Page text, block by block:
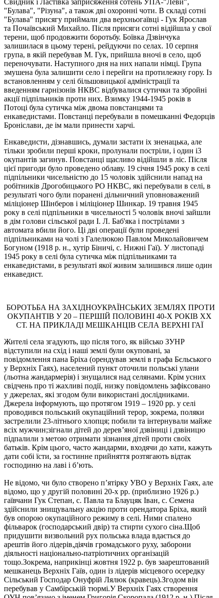
"Булава", "Piзуна", а також дві охоронні чоти. В складі сотні
"Булава" присягу приймали два верхньогаївці - Гук Ярослав
та Почаївський Михайло. Після присяги сотні відійшла у свої
терени, щоб продовжити боротьбу. Боївка Дзвінчука
залишилася в цьому терені, рейдуючи по селах. 10 серпня
група, в якій перебував М. Гук, прийшла вночі в село, щоб
переночувати. Наступного дня на них напали німці. Група
змушена була залишити село i перейги на протилежну гору. Iз
встановленням у селі більшовицької адміністрації та
введенням гарнізонів НКВС відбувалися сутички та збройні
акції підпільників проти них. Взимку 1944-1945 років в
Потоці була сутичка між двома повстанцями та
енкаведистами. Повстанці перебували в помешканні Федорців
Броніслави, де ім мали принести харчі.
Енкаведисти, дізнавшись, думали застати ix зненацька, але
тільки зробили перші кроки, пролунали постріли, і один i3
окупантів загинув. Повстанці щасливо відійшли в ліс. Після
цієї пригоди було проведено облаву. 19 cічня 1945 року в селі
підпільники чисельністю до 15 чоловік здійснили напад на
робітників Дрогобицького РО НКВС, які перебували в селі, в
результаті чого були поранені дільничний уповноважений
міліціонер Шінберов і міліціонер Шинкар. 19 травня 1945
року в селі підпільники в чисельності 5 чоловік вночі зайшли
в дім голови сільської ради I. Л. Баб'яка і пострілами з
автомата вбили його. Ці дві операції були проведені
підпільниками на чолі з Галелюкою Павлом Миколайовичем
Богуном (1918 р. н., хутір Біничі, с. Нижні Гаї). У листопаді
1945 року в селі була сутичка між підпільниками та
енкаведистами, в результаті якої живим залишився лише один
енкаведист.
БОРОТЬБА НА ЗАХІДНОУКРАЇНСЬКИХ ЗЕМЛЯХ ПРОТИ
ОКУПАНТІВ У 20 – ПЕРШІЙ ПОЛОВИНІ 40-Х РОКІВ ХХ
СТ. НА ПРИКЛАДІ МЕШКАНЦІВ СЕЛА ВЕРХНІ ГАЇ
Жителі села згадують, що після того, як військо ЗУНР
відступили на схід і наші землі були окуповані, за
повідомлення пана Бріха (орендував землі в графа Бєльського
у Верхніх Гаях), населений пункт оточили польські улани
(льотна жандармерія) і знущалися над селянами. Крім усних
свідчень про ті жахливі події, низку повідомлень зафіксовано
у джерелах, які згодом були використані дослідниками.
Джерела інформують, що протягом 1919 – 1920 рр. у селі
проводився польський окупаційний терор, зокрема, поляки
застрелили 23-літнього хлопця; побили та інтернували майже
всіх мужчин;зігнали дітей до дерев’яної дзвіниці і дзвіницю
підпалили з метою отримати зізнання дітей проти своїх
батьків. Крім цього, часто жандарми, входячи до хати, кажуть
дати собі їсти, за гостинне прийняття розтягають відтак
господиню на лаві і б’ють.
Не відомо, чи було створено п’ятірку УВО у Верхніх Гаях, але
відомо, що у другій половині 20-х рр. (приблизно 1926 р.)
гаївчани Гук Степан, с. Павла та Блауцяк Іван, с. Семена
здійснили знищувальну акцію проти орендатора Бріха, який
був опорою окупаційного режиму в селі. Ними спалено
фільварок (господарський двір) та стирти сухого сіна.Щоб
придушити визвольний рух польська влада вдається до
арештів його лідерів,діячів громадського руху, заборони
діяльності національно-патріотичних організацій
тощо.Зокрема, наприкінці жовтня 1922 р. був заарештований
мешканець Верхніх Гаїв, один із лідерів місцевого осередку
Сільський Господар Онуфрій Лялюк (кравець).Згодом він
перебував у Самбірській тюрмі.У Верхніх Гаях створення